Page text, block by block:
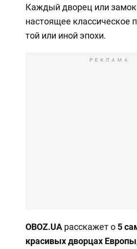
Каждый дворец или замок
настоящее классическое
той или иной эпохи.
РЕКЛАМА
OBOZ.UA расскажет о 5
красивых дворцах Европы